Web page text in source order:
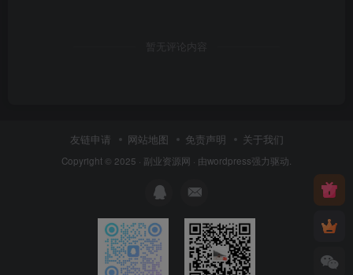
暂无评论内容
友链申请 网站地图 免责声明 关于我们
Copyright © 2025 · 副业资源网 · 由wordpress强力驱动.